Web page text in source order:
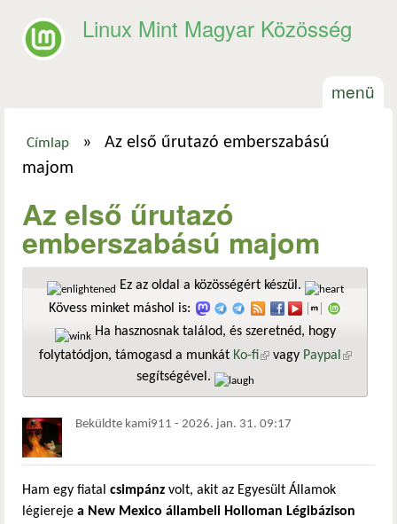
Linux Mint Magyar Közösség
menü
Jelenlegi hely
Címlap »
Az első űrutazó emberszabású
majom
Az első űrutazó
emberszabású majom
Ez az oldal a közösségért készül.
Kövess minket máshol is:
Ha hasznosnak találod, és szeretnéd, hogy
folytatódjon, támogasd a munkát Ko-fi(külső hivatkozás)
vagy Paypal
segítségével.
Beküldte kami911 - 2026. jan. 31. 09:17
Ham egy fiatal csimpánz volt, akit az Egyesült Államok
légiereje a New Mexico állambeli Holloman Légibázison